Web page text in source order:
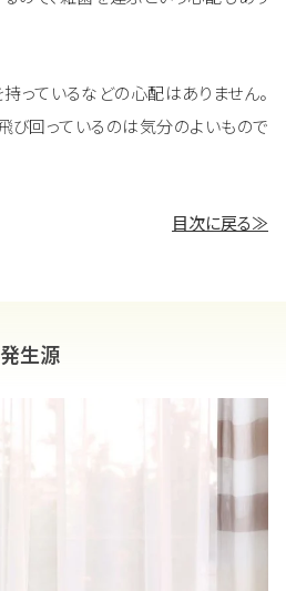
っているなどの心配はありません。
び回っているのは気分のよいもので
目次に戻る≫
発生源